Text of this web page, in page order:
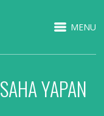
MENU
YAPAN